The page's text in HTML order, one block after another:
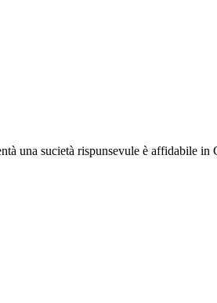
una sucietà rispunsevule è affidabile